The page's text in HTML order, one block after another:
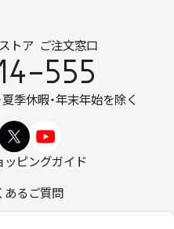
トア ご注文窓口
555
夏季休暇・年末年始を除く
ッピングガイド
あるご質問